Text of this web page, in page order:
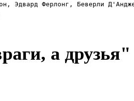
Эдвард Ферлонг, Беверли
а друзья"